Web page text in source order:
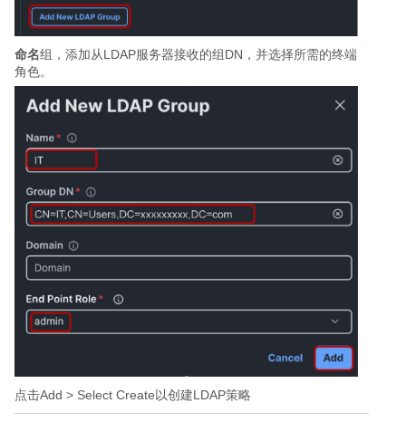
命名组，添加从LDAP服务器接收的组DN，并选择所需的终端
角色。
点击Add > Select Create以创建LDAP策略